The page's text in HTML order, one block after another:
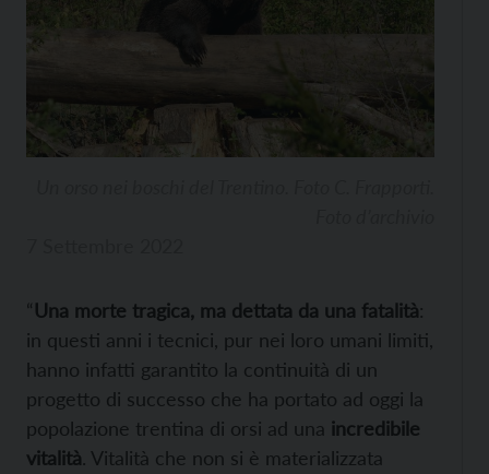
“Una morte tragica, ma dettata da una fatalità:
in questi anni i tecnici, pur nei loro umani limiti,
hanno infatti garantito la continuità di un
progetto di successo che ha portato ad oggi la
popolazione trentina di orsi ad una incredibile
vitalità. Vitalità che non si è materializzata